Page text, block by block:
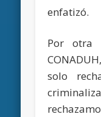
enfatizó.
Por
solo